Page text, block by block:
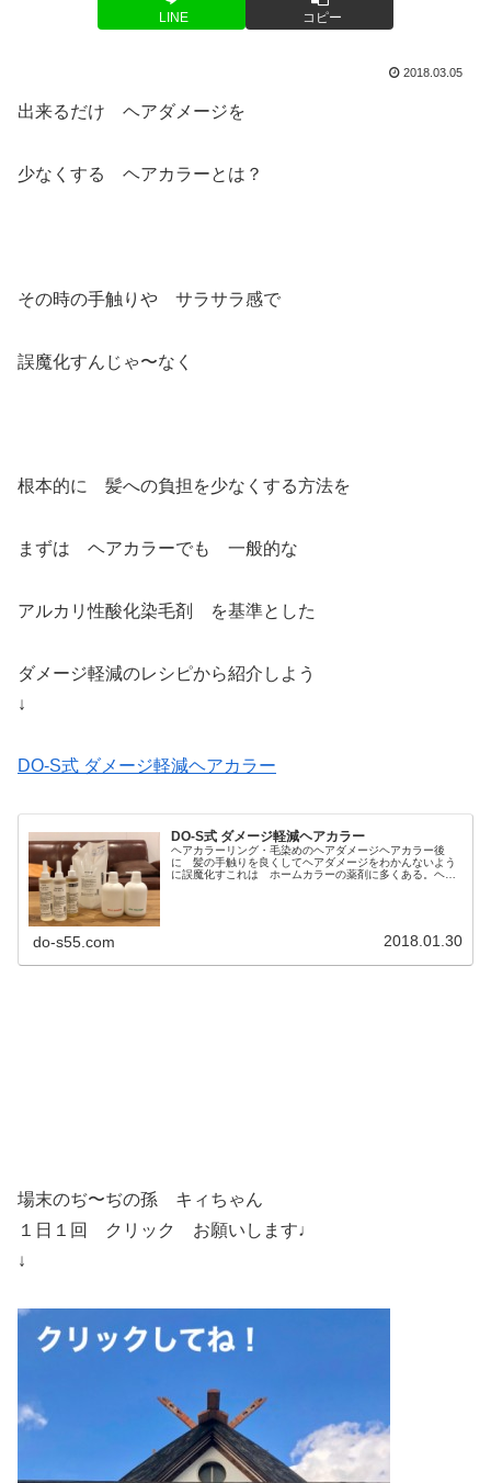
LINE コピー
2018.03.05
出来るだけ ヘアダメージを
少なくする ヘアカラーとは？
その時の手触りや サラサラ感で
誤魔化すんじゃ〜なく
根本的に 髪への負担を少なくする方法を
まずは ヘアカラーでも 一般的な
アルカリ性酸化染毛剤 を基準とした
ダメージ軽減のレシピから紹介しよう
↓
DO-S式 ダメージ軽減ヘアカラー
DO-S式 ダメージ軽減ヘアカラー
ヘアカラーリング・毛染めのヘアダメージヘアカラー後
に 髪の手触りを良くしてヘアダメージをわかんないよう
に誤魔化すこれは ホームカラーの薬剤に多くある。ヘア
do-s55.com 2018.01.30
場末のぢ〜ぢの孫 キィちゃん
１日１回 クリック お願いします♩
↓